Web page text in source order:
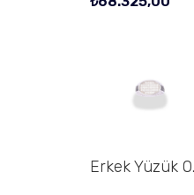
Erkek Yüzük